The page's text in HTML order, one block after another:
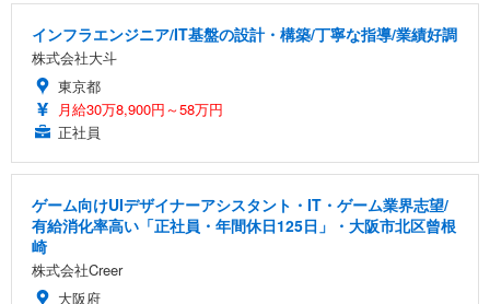
インフラエンジニア/IT基盤の設計・構築/丁寧な指導/業績好調
株式会社大斗
東京都
月給30万8,900円～58万円
正社員
ゲーム向けUIデザイナーアシスタント・IT・ゲーム業界志望/
有給消化率高い「正社員・年間休日125日」・大阪市北区曾根
崎
株式会社Creer
大阪府